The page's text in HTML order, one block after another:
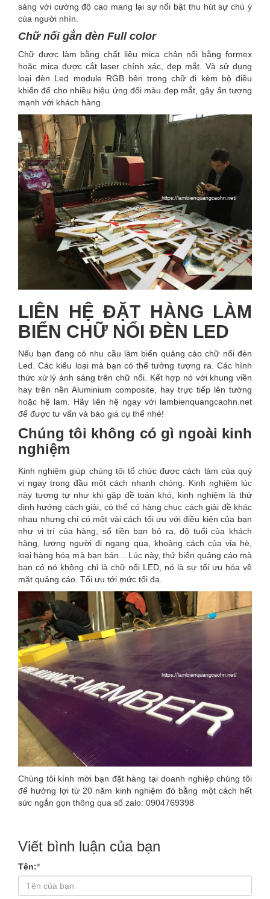
sáng với cường độ cao mang lại sự nổi bật thu hút sự chú ý
của người nhìn.
Chữ nổi gắn đèn Full color
Chữ được làm bằng chất liệu mica chân nổi bằng formex
hoặc mica được cắt laser chính xác, đẹp mắt. Và sử dụng
loại đèn Led module RGB bên trong chữ đi kèm bộ điều
khiển để cho nhiều hiệu ứng đổi màu đẹp mắt, gây ấn tượng
mạnh với khách hàng.
LIÊN HỆ ĐẶT HÀNG LÀM
BIỂN CHỮ NỔI ĐÈN LED
Nếu bạn đang có nhu cầu làm biển quảng cáo chữ nổi đèn
Led. Các kiểu loại mà bạn có thể tưởng tượng ra. Các hình
thức xử lý ánh sáng trên chữ nổi. Kết hợp nó với khung viền
hay trên nền Aluminium composite, hay trực tiếp lên tường
hoặc hệ lam. Hãy liên hệ ngay với lambienquangcaohn.net
để được tư vấn và báo giá cụ thể nhé!
Chúng tôi không có gì ngoài kinh
nghiệm
Kinh nghiệm giúp chúng tôi tổ chức được cách làm của quý
vị ngay trong đầu một cách nhanh chóng. Kinh nghiệm lúc
này tương tự như khi gặp đề toán khó, kinh nghiệm là thứ
định hướng cách giải, có thể có hàng chục cách giải đề khác
nhau nhưng chỉ có một vài cách tối ưu với điều kiện của bạn
như vị trí của hàng, số tiền bạn bỏ ra, độ tuổi của khách
hàng, lượng người đi ngang qua, khoảng cách của vỉa hè,
loại hàng hóa mà bạn bán... Lúc này, thứ biển quảng cáo mà
bạn có nó không chỉ là chữ nổi LED, nó là sự tối ưu hóa về
mặt quảng cáo. Tối ưu tới mức tối đa.
Chúng tôi kính mời bạn đặt hàng tại doanh nghiệp chúng tôi
để hưởng lợi từ 20 năm kinh nghiệm đó bằng một cách hết
sức ngắn gọn thông qua số zalo: 0904769398
Viết bình luận của bạn
Tên:*